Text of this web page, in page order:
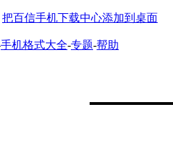
把百信手机下载中心添加到桌面
手机格式大全-专题-帮助